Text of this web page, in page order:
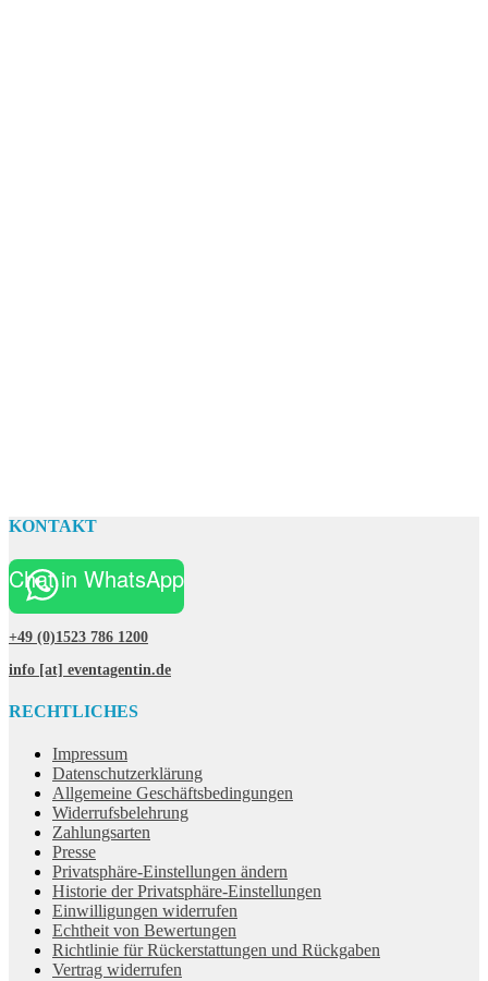
KONTAKT
Chat in WhatsApp
+49 (0)1523 786 1200
info [at] eventagentin.de
RECHTLICHES
Impressum
Datenschutzerklärung
Allgemeine Geschäftsbedingungen
Widerrufsbelehrung
Zahlungsarten
Presse
Privatsphäre-Einstellungen ändern
Historie der Privatsphäre-Einstellungen
Einwilligungen widerrufen
Echtheit von Bewertungen
Richtlinie für Rückerstattungen und Rückgaben
Vertrag widerrufen